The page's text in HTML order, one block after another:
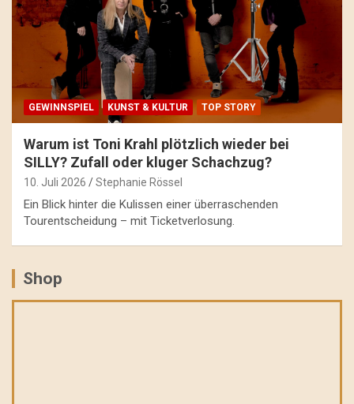
GEWINNSPIEL KUNST & KULTUR TOP STORY
Warum ist Toni Krahl plötzlich wieder bei
SILLY? Zufall oder kluger Schachzug?
10. Juli 2026 Stephanie Rössel
Ein Blick hinter die Kulissen einer überraschenden
Tourentscheidung – mit Ticketverlosung.
Shop